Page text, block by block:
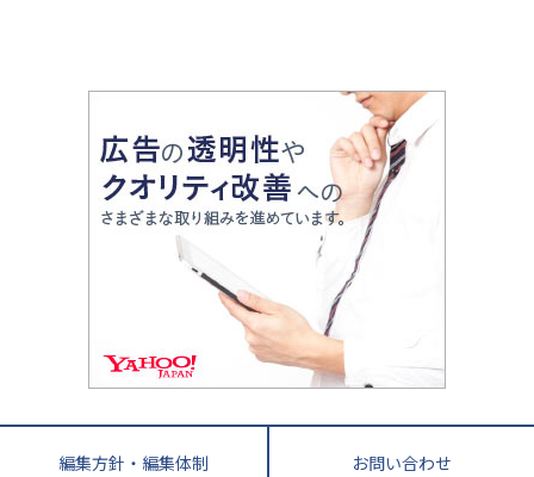
大阪府
兵庫県 京都府 奈良県
和歌山県
鳥取県
島根県 岡山県 広島県
香川県
高知県
長崎県 熊本県
鹿児島県 沖縄県
教育全般
中学受験に熱心な市区町村ランキング
小学校受験
家庭教師
運動と遊びを考える
情報Ⅰ、数学が苦手な人注目！最短距離の学力
アップ法
悩み多き「大学受験」相談室
英語・英会話・英検対策
小学校教師が解説！中学受験のリアル
教育ジャーナリストが徹底解説！ 大学受験の羅
大学入試改革
ママテクエグザム
進化する中高一貫校・高校
編集方針・編集体制 お問い合わせ